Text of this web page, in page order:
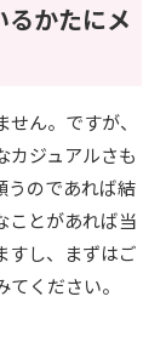
るかたにメ
ん。ですが、
カジュアルさも
うのであれば結
ことがあれば当
すし、まずはご
ください。